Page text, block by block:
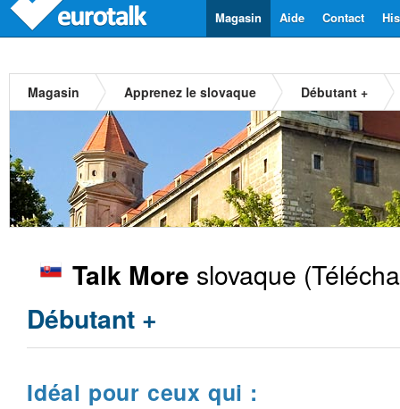
Contact
Aide
Magasin
Magasin Apprenez le slovaque Débutant +
Talk More slovaque
Débutant +
Idéal pour ceux qui :